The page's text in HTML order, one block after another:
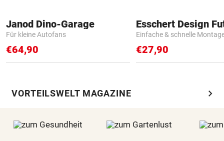
Janod Dino-Garage
Für kleine Autofans
€64,90
Einfache & schnelle
€27,90
VORTEILSWELT MAGAZINE chevron_right